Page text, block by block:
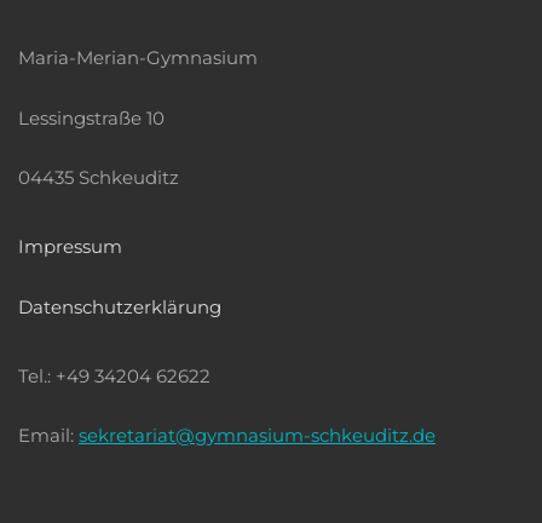
Maria-Merian-Gymnasium
Lessingstraße 10
04435 Schkeuditz
Impressum
Datenschutzerklärung
Tel.: +49 34204 62622
Email: sekretariat@gymnasium-schkeuditz.de